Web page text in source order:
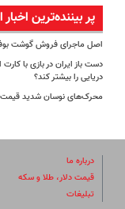
پر بیننده‌ترین‌
اصل ماجرای فروش گوشت
دست باز ایران در بازی با
دریایی را بیشتر کند؟
محرک‌های نوسان شدید
درباره ما
قیمت دلار، طلا و سکه
تبلیغات